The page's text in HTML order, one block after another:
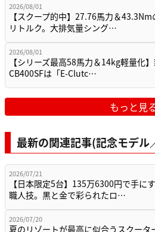
2026/08/01
【スクープ的中】27.76馬力＆43.3Nm
リトルク。大排気量シング…
2026/08/01
【シリーズ最高58馬力＆14kg軽量化
CB400SFは「E-Clutc…
もっと見
最新の関連記事(記念モデル
2026/07/21
【日本限定5台】135万6300円で手に
職人技。黒と金で彩られたロ…
2026/07/20
夏のリゾートが最高に似合うスクータ